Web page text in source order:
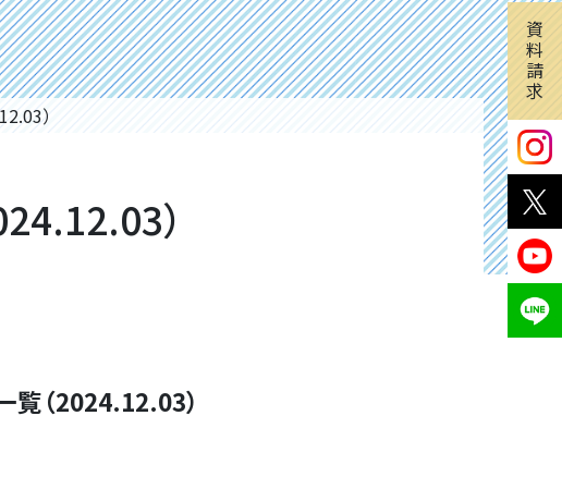
資
料
請
求
）
）
（2024.12.03）